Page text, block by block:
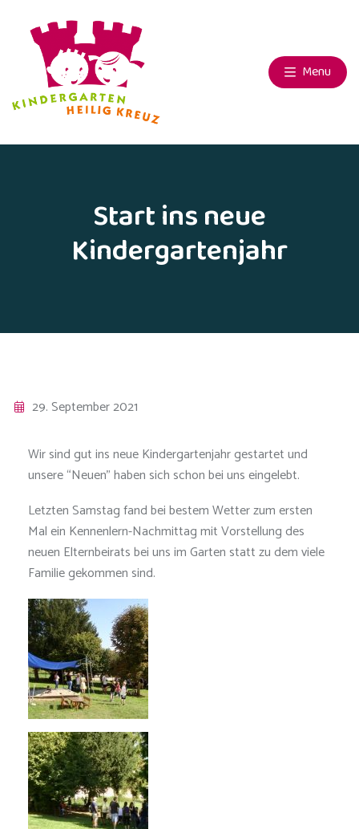
Menu
Start ins neue
Kindergartenjahr
29. September 2021
Wir sind gut ins neue Kindergartenjahr gestartet und
unsere “Neuen” haben sich schon bei uns eingelebt.
Letzten Samstag fand bei bestem Wetter zum ersten
Mal ein Kennenlern-Nachmittag mit Vorstellung des
neuen Elternbeirats bei uns im Garten statt zu dem viele
Familie gekommen sind.